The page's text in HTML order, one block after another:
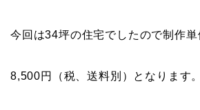
今回は34坪の住宅でしたので制作単
8,500円（税、送料別）となります。